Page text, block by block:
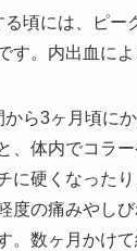
頃には、ピー
す。内出血に
ら3ヶ月頃に
、体内でコラ
に硬くなった
度の痛みやし
。数ヶ月かけ